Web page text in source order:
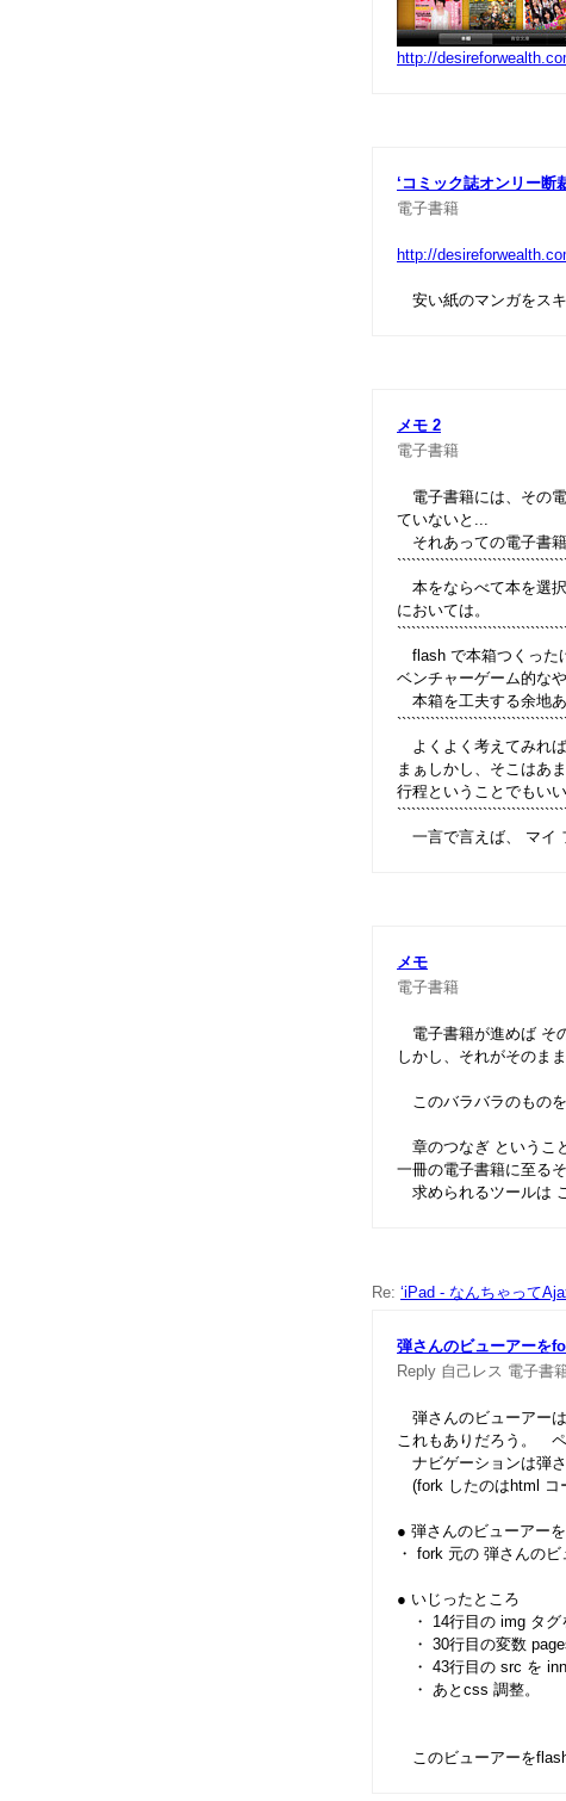
http://
‘コミック誌オンリー断
電子書籍
http://
安い紙のマンガをス
メモ 2
電子書籍
電子書籍には、その
ていないと...
それあっての電子書籍
本をならべて本を選
においては。
flash で本箱つくった
ベンチャーゲーム的な
本箱を工夫する余地あ
よくよく考えてみれ
まぁしかし、そこはあ
行程ということでもいい
一言で言えば、 マイ
メモ
電子書籍
電子書籍が進めば そ
しかし、それがそのま
このバラバラのもの
章のつなぎ というこ
一冊の電子書籍に至る
求められるツールは
Re: ‘iPad - なんちゃって
弾さんのビューアーを
Reply 自己レス 電子書
弾さんのビューアー
これもありだろう。 ペ
ナビゲーションは弾
(fork したのはhtml コ
● 弾さんのビューアー
・ fork 元の 弾さんの
● いじったところ
・ 14行目の img タグ
・ 30行目の変数
・ 43行目の src を
・ あとcss 調整。
このビューアーを